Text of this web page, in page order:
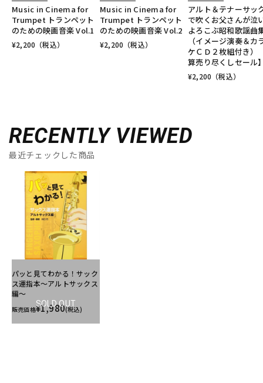
Music in Cinema for
Trumpet トランペット
のための映画音楽 Vol.1
¥2,200 （税込）
Music in Cinema for
Trumpet トランペット
のための映画音楽 Vol.2
¥2,200 （税込）
アルト＆テナーサッ
で吹くお父さんが泣
よろこぶ昭和歌謡曲
（イメージ演奏＆カ
ケＣＤ２枚組付き）
算売り尽くしセール
¥2,200 （税込）
RECENTLY VIEWED
最近チェックした商品
SOLD OUT
パッと見てわかる！サック
ス運指本～アルトサックス
編～
販売価格¥1,980(税込)